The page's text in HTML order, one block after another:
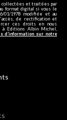
collectées et traitées par
format digital si vous le
01/1978 modifiée et au
de rectification et
ces droits en nous
Editions Albin Michel,
d’information sur notre